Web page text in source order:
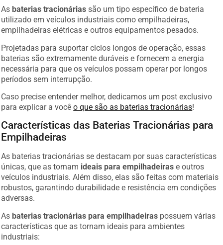
As baterias tracionárias são um tipo específico de bateria
utilizado em veículos industriais como empilhadeiras,
empilhadeiras elétricas e outros equipamentos pesados.
Projetadas para suportar ciclos longos de operação, essas
baterias são extremamente duráveis e fornecem a energia
necessária para que os veículos possam operar por longos
períodos sem interrupção.
Caso precise entender melhor, dedicamos um post exclusivo
para explicar a você o que são as baterias tracionárias!
Características das Baterias Tracionárias para
Empilhadeiras
As baterias tracionárias se destacam por suas características
únicas, que as tornam ideais para empilhadeiras e outros
veículos industriais. Além disso, elas são feitas com materiais
robustos, garantindo durabilidade e resistência em condições
adversas.
As baterias tracionárias para empilhadeiras
possuem várias
características que as tornam ideais para ambientes
industriais: